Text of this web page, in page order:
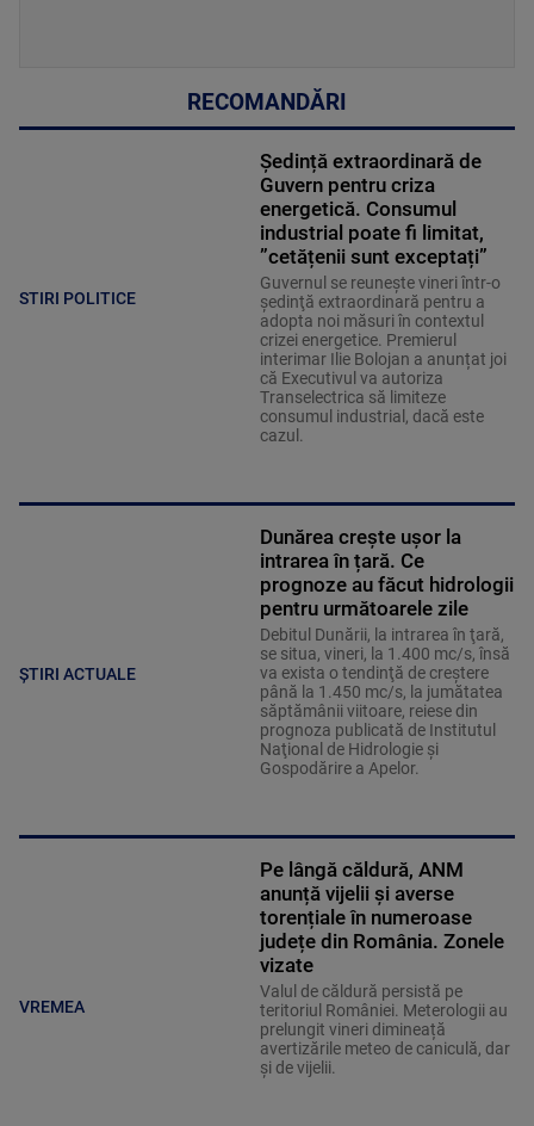
RECOMANDĂRI
STIRI POLITICE
Ședință extraordinară de
Guvern pentru criza
energetică. Consumul
industrial poate fi limitat,
”cetățenii sunt exceptați”
Guvernul se reuneşte vineri într-o
şedinţă extraordinară pentru a
adopta noi măsuri în contextul
crizei energetice. Premierul
interimar Ilie Bolojan a anunțat joi
că Executivul va autoriza
Transelectrica să limiteze
consumul industrial, dacă este
cazul.
ȘTIRI ACTUALE
Dunărea crește ușor la
intrarea în țară. Ce
prognoze au făcut hidrologii
pentru următoarele zile
Debitul Dunării, la intrarea în ţară,
se situa, vineri, la 1.400 mc/s, însă
va exista o tendinţă de creştere
până la 1.450 mc/s, la jumătatea
săptămânii viitoare, reiese din
prognoza publicată de Institutul
Naţional de Hidrologie şi
Gospodărire a Apelor.
VREMEA
Pe lângă căldură, ANM
anunță vijelii și averse
torențiale în numeroase
județe din România. Zonele
vizate
Valul de căldură persistă pe
teritoriul României. Meterologii au
prelungit vineri dimineață
avertizările meteo de caniculă, dar
și de vijelii.